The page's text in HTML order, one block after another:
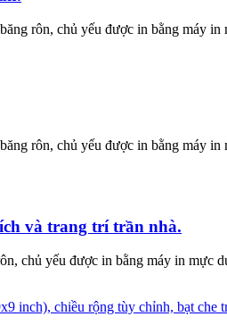
rôn, chủ yếu được in bằng máy
rôn, chủ yếu được in bằng máy
và trang trí trần nhà.
chủ yếu được in bằng máy in mực